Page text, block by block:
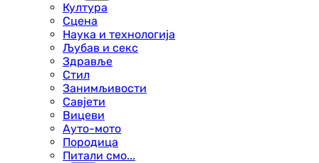
Култура
Сцена
Наука и технологија
Љубав и секс
Здравље
Стил
Занимљивости
Савјети
Вицеви
Ауто-мото
Породица
Питали смо...